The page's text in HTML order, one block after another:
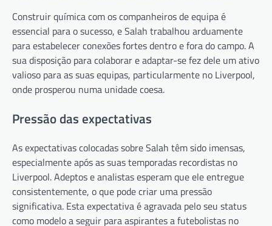
Construir química com os companheiros de equipa é
essencial para o sucesso, e Salah trabalhou arduamente
para estabelecer conexões fortes dentro e fora do campo. A
sua disposição para colaborar e adaptar-se fez dele um ativo
valioso para as suas equipas, particularmente no Liverpool,
onde prosperou numa unidade coesa.
Pressão das expectativas
As expectativas colocadas sobre Salah têm sido imensas,
especialmente após as suas temporadas recordistas no
Liverpool. Adeptos e analistas esperam que ele entregue
consistentemente, o que pode criar uma pressão
significativa. Esta expectativa é agravada pelo seu status
como modelo a seguir para aspirantes a futebolistas no